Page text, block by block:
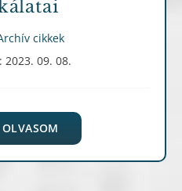
cikkek
2023. 09. 08.